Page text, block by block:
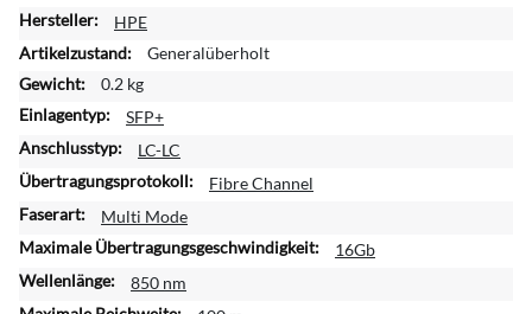
W
e
t
e
r
e
I
n
f
r
HPE
Generalüberholt
0.2 kg
SFP+
LC-LC
Fibre Channel
Multi Mode
16Gb
850 nm